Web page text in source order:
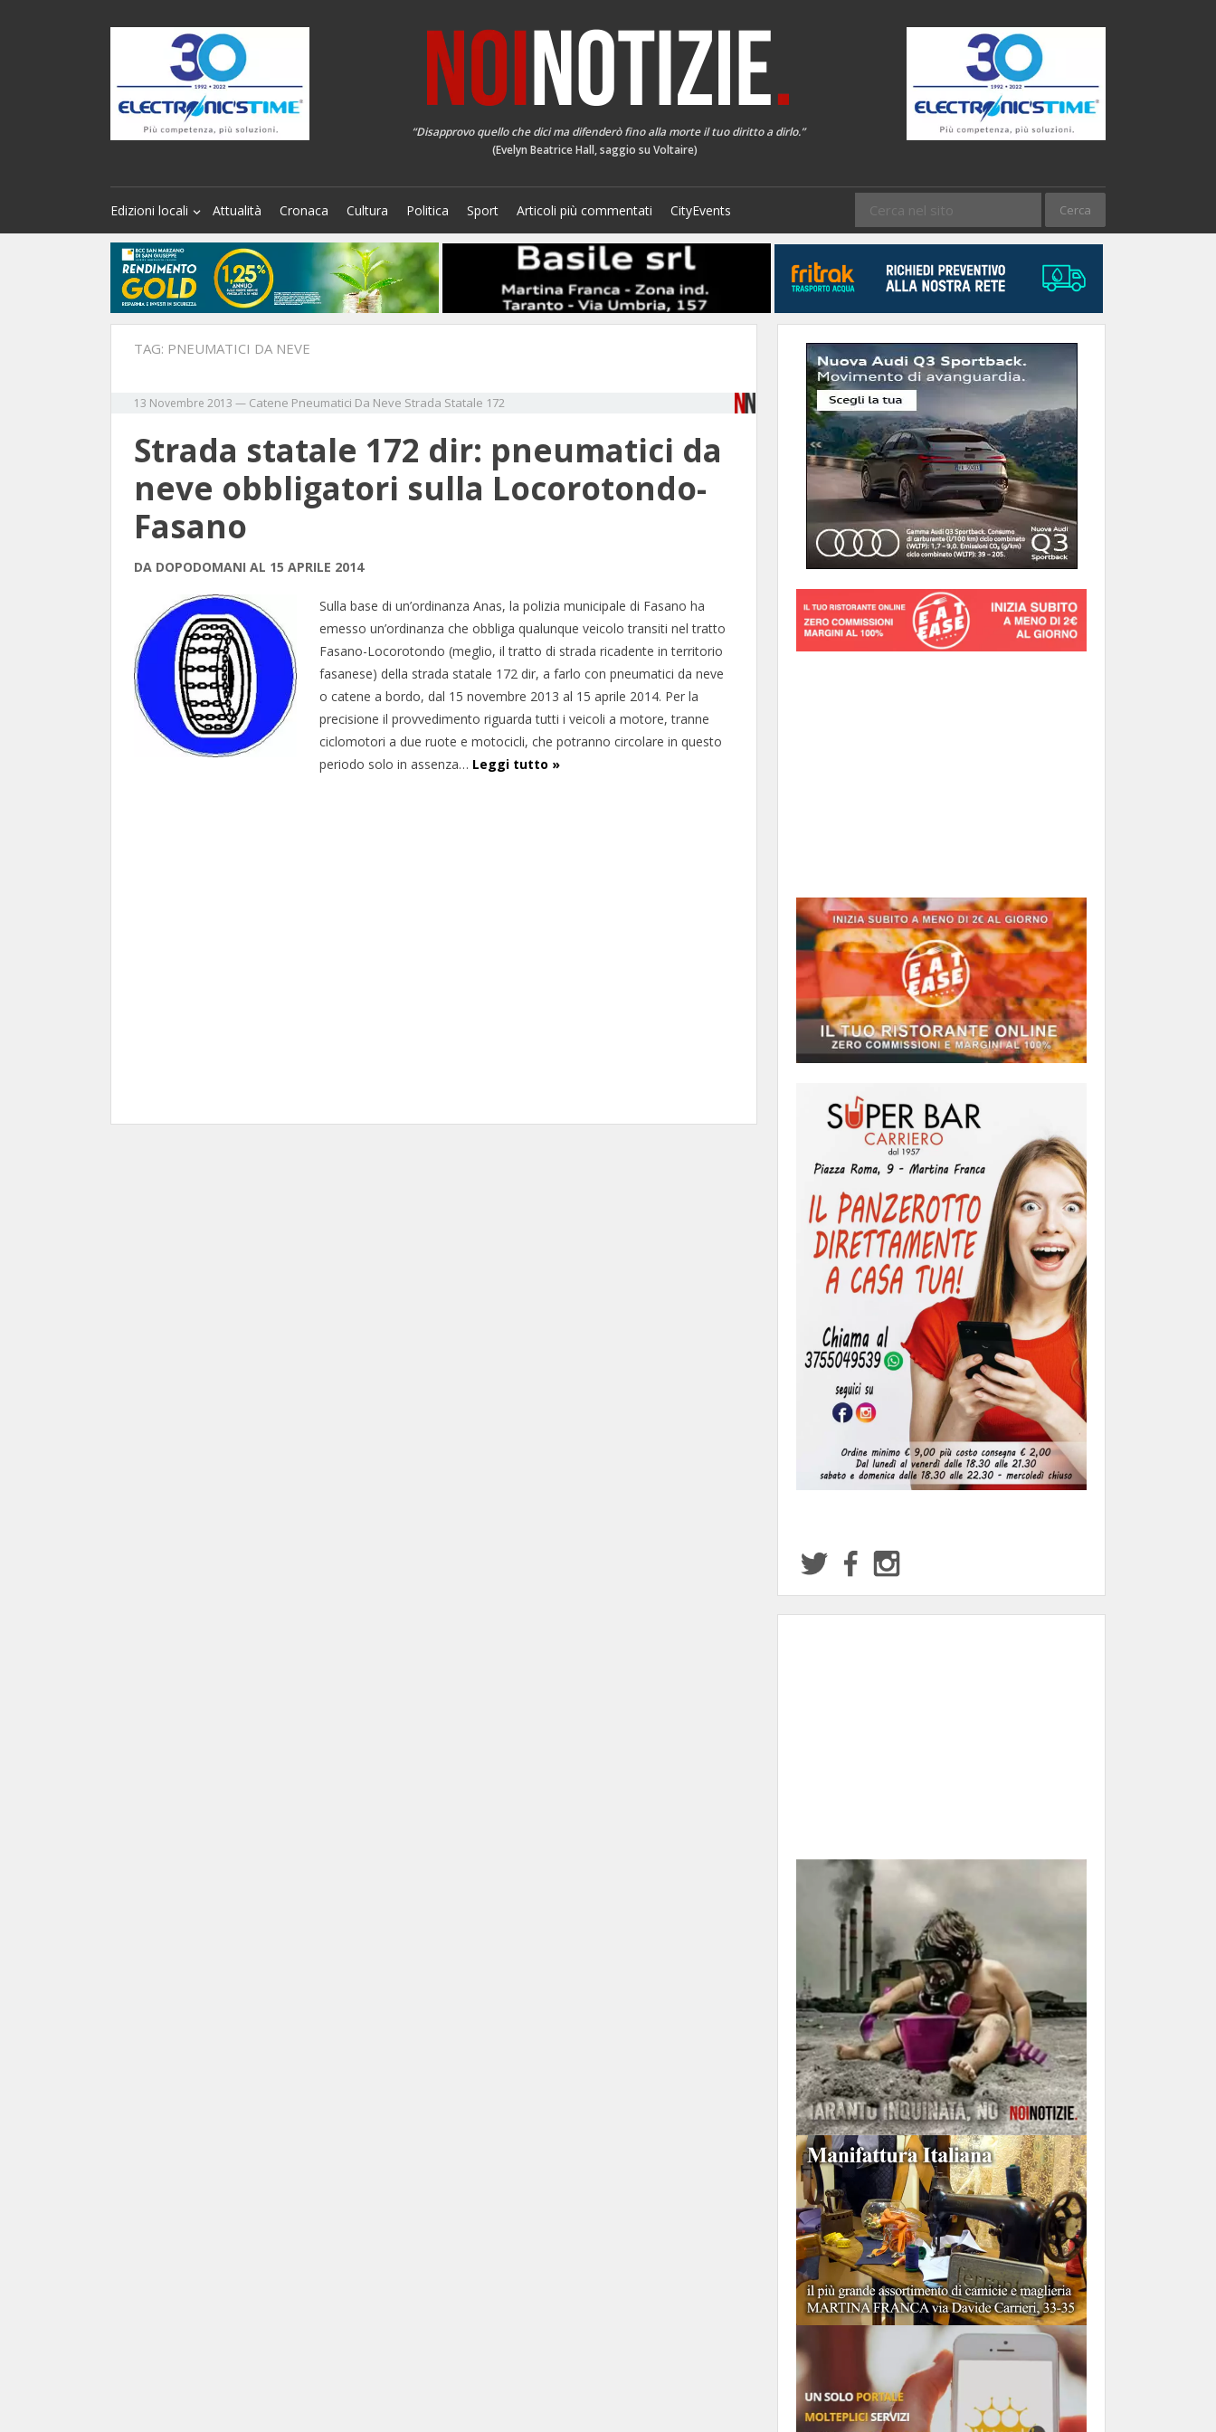
“Disapprovo quello che dici ma difenderò fino alla morte il tuo diritto a dirlo.”
(Evelyn Beatrice Hall, saggio su Voltaire)
Edizioni locali Attualità Cronaca Cultura Politica Sport Articoli più commentati CityEvents
TAG: PNEUMATICI DA NEVE
13 Novembre 2013 — Catene Pneumatici Da Neve Strada Statale 172
Strada statale 172 dir: pneumatici da
neve obbligatori sulla Locorotondo-
Fasano
DA DOPODOMANI AL 15 APRILE 2014
Sulla base di un’ordinanza Anas, la polizia municipale di Fasano ha
emesso un’ordinanza che obbliga qualunque veicolo transiti nel tratto
Fasano-Locorotondo (meglio, il tratto di strada ricadente in territorio
fasanese) della strada statale 172 dir, a farlo con pneumatici da neve
o catene a bordo, dal 15 novembre 2013 al 15 aprile 2014. Per la
precisione il provvedimento riguarda tutti i veicoli a motore, tranne
ciclomotori a due ruote e motocicli, che potranno circolare in questo
periodo solo in assenza… Leggi tutto »